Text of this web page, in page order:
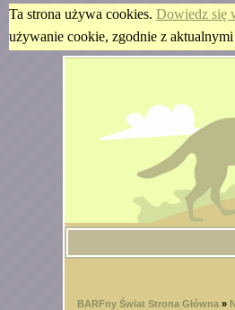
Ta strona używa cookies. Dowiedz się
używanie cookie, zgodnie z
BARFny Świat Strona Główna»